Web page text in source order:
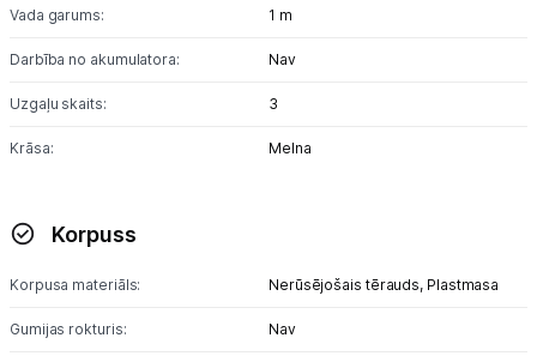
Blogs
Piegāde un apmaksa
Uzņēmumiem
Vada garums: 1 m
Darbība no akumulatora: Nav
Uzgaļu skaits: 3
Krāsa: Melna
Korpuss
Korpusa materiāls: Nerūsējošais tērauds, Plastmasa
Gumijas rokturis: Nav